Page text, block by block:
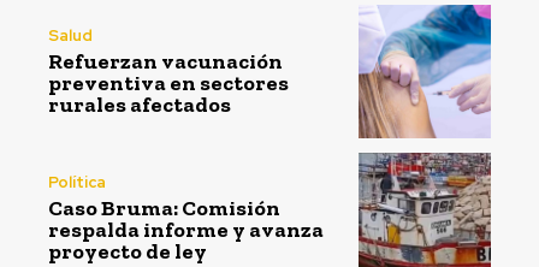
Salud
Refuerzan vacunación
preventiva en sectores
rurales afectados
Política
Caso Bruma: Comisión
respalda informe y avanza
proyecto de ley